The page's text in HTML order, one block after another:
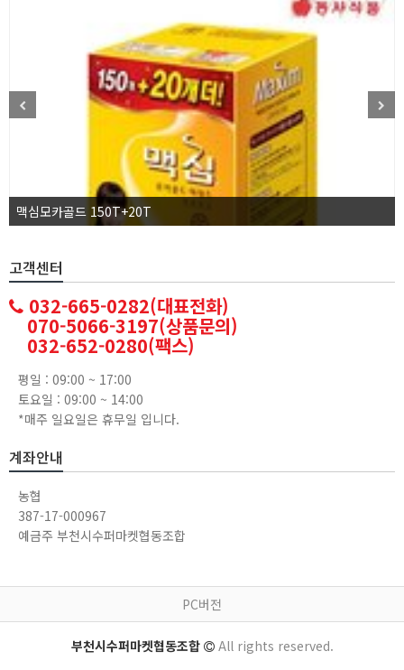
맥심모카골드 150T+20T
고객센터
032-665-0282(대표전화)
070-5066-3197(상품문의)
032-652-0280(팩스)
평일 : 09:00 ~ 17:00
토요일 : 09:00 ~ 14:00
*매주 일요일은 휴무일 입니다.
계좌안내
농협
387-17-000967
예금주 부천시수퍼마켓협동조합
PC버전
부천시수퍼마켓협동조합 All rights reserved.